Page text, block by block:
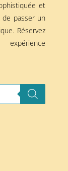
et
de passer un
Réservez